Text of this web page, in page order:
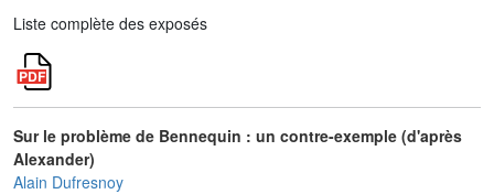
Liste complète des exposés
Sur le problème de Bennequin : un contre-exemple (d'après
Alexander)
Alain Dufresnoy